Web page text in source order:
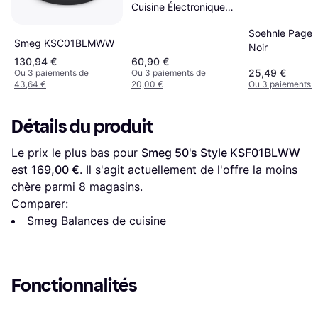
Smeg KSC01BLMWW
130,94 €
Ou 3 paiements de
43,64 €
Cuisine Électronique
60,90 €
Ou 3 paiements de
20,00 €
Soehnle Page
Noir
25,49 €
Ou 3 paiements
Détails du produit
Le prix le plus bas pour Smeg 50's Style KSF01BLWW
est 169,00 €. Il s'agit actuellement de l'offre la moins
chère parmi 8 magasins.
Comparer:
Smeg Balances de cuisine
Fonctionnalités